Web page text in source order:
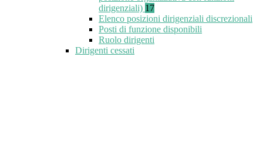
dirigenziali) 17
Elenco posizioni dirigenziali discrezionali
Posti di funzione disponibili
Ruolo dirigenti
Dirigenti cessati